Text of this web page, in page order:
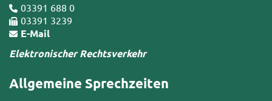
03391 688 0
03391 3239
E-Mail
Elektronischer Rechtsverkehr
Allgemeine Sprechzeiten